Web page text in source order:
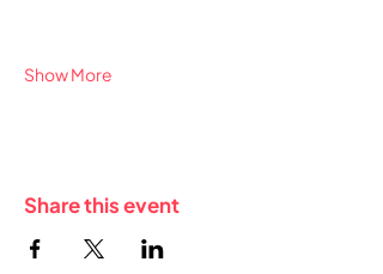
Show More
Share this event